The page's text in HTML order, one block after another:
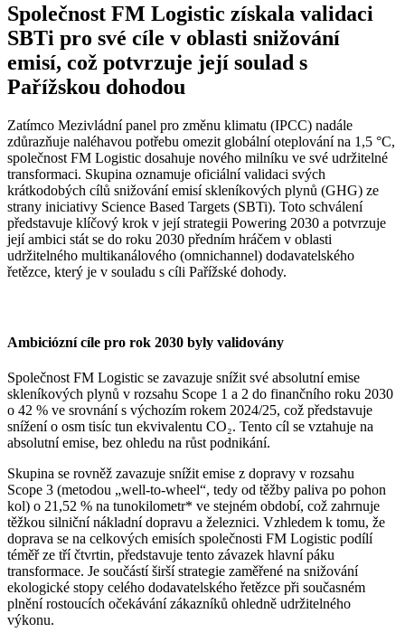
Společnost FM Logistic získala validaci
SBTi pro své cíle v oblasti snižování
emisí, což potvrzuje její soulad s
Pařížskou dohodou
Zatímco Mezivládní panel pro změnu klimatu (IPCC) nadále
zdůrazňuje naléhavou potřebu omezit globální oteplování na 1,5 °C,
společnost FM Logistic dosahuje nového milníku ve své udržitelné
transformaci. Skupina oznamuje oficiální validaci svých
krátkodobých cílů snižování emisí skleníkových plynů (GHG) ze
strany iniciativy Science Based Targets (SBTi). Toto schválení
představuje klíčový krok v její strategii Powering 2030 a potvrzuje
její ambici stát se do roku 2030 předním hráčem v oblasti
udržitelného multikanálového (omnichannel) dodavatelského
řetězce, který je v souladu s cíli Pařížské dohody.
Ambiciózní cíle pro rok 2030 byly validovány
Společnost FM Logistic se zavazuje snížit své absolutní emise
skleníkových plynů v rozsahu Scope 1 a 2 do finančního roku 2030
o 42 % ve srovnání s výchozím rokem 2024/25, což představuje
snížení o osm tisíc tun ekvivalentu CO₂. Tento cíl se vztahuje na
absolutní emise, bez ohledu na růst podnikání.
Skupina se rovněž zavazuje snížit emise z dopravy v rozsahu
Scope 3 (metodou „well-to-wheel“, tedy od těžby paliva po pohon
kol) o 21,52 % na tunokilometr* ve stejném období, což zahrnuje
těžkou silniční nákladní dopravu a železnici. Vzhledem k tomu, že
doprava se na celkových emisích společnosti FM Logistic podílí
téměř ze tří čtvrtin, představuje tento závazek hlavní páku
transformace. Je součástí širší strategie zaměřené na snižování
ekologické stopy celého dodavatelského řetězce při současném
plnění rostoucích očekávání zákazníků ohledně udržitelného
výkonu.